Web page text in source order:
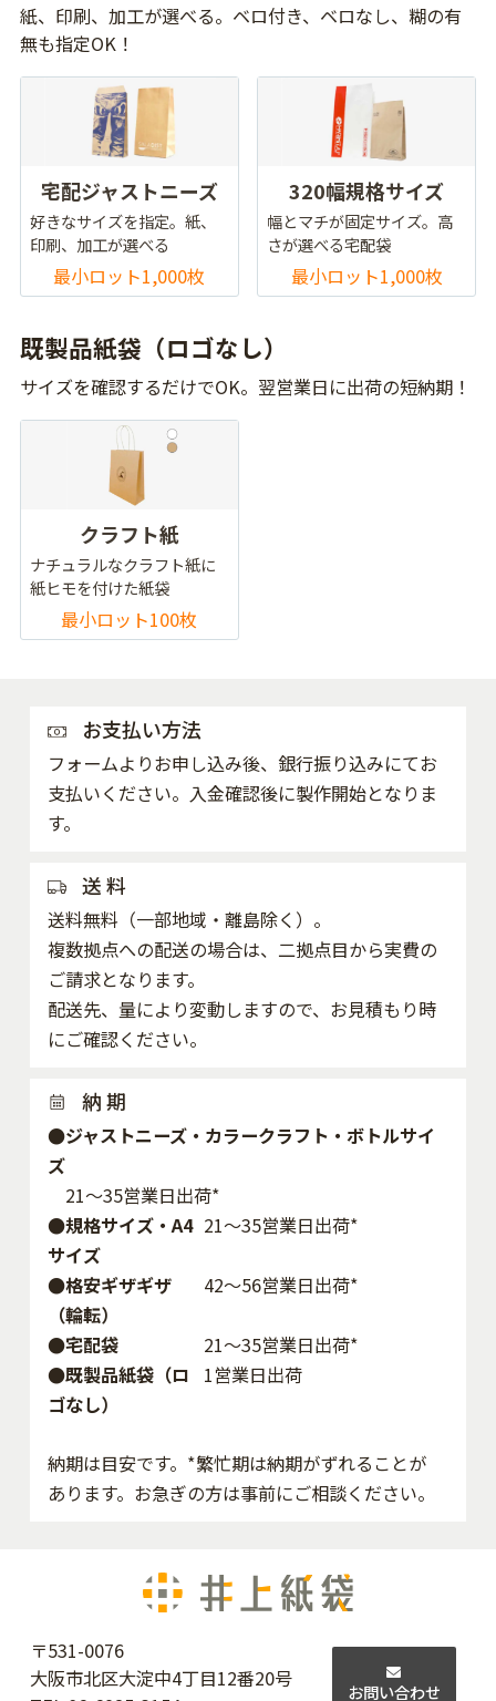
紙、印刷、加工が選べる。ベロ付き、ベロなし、糊の有
無も指定OK！
宅配ジャストニーズ
好きなサイズを指定。紙、
印刷、加工が選べる
最小ロット1,000枚
320幅規格サイズ
幅とマチが固定サイズ。高
さが選べる宅配袋
最小ロット1,000枚
既製品紙袋（ロゴなし）
サイズを確認するだけでOK。翌営業日に出荷の短納期！
クラフト紙
ナチュラルなクラフト紙に
紙ヒモを付けた紙袋
最小ロット100枚
お支払い方法
フォームよりお申し込み後、銀行振り込みにてお
支払いください。入金確認後に製作開始となりま
す。
送 料
送料無料（一部地域・離島除く）。
複数拠点への配送の場合は、二拠点目から実費の
ご請求となります。
配送先、量により変動しますので、お見積もり時
にご確認ください。
納 期
●ジャストニーズ・カラークラフト・ボトルサイ
ズ
21～35営業日出荷*
●規格サイズ・A4
サイズ
21～35営業日出荷*
●格安ギザギザ
（輪転）
42〜56営業日出荷*
●宅配袋
21～35営業日出荷*
●既製品紙袋（ロ
ゴなし）
1営業日出荷
納期は目安です。*繁忙期は納期がずれることが
あります。お急ぎの方は事前にご相談ください。
〒531-0076
大阪市北区大淀中4丁目12番20号
お問い合わせ